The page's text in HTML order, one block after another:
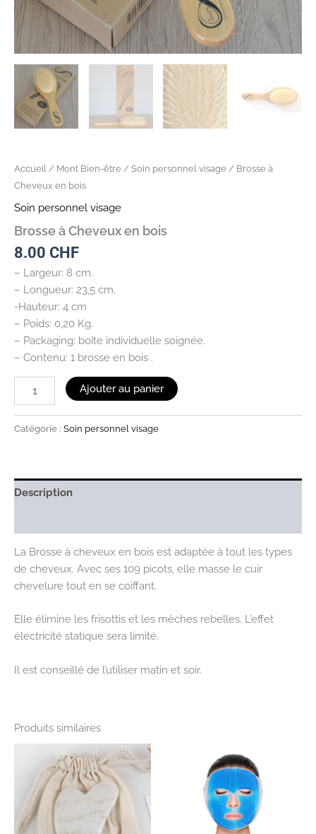
Accueil / Mont Bien-être /Soin personnel visage / Brosse à
Cheveux en bois
Soin personnel visage
Brosse à Cheveux en bois
8.00 CHF
– Largeur: 8 cm.
– Longueur: 23,5 cm.
-Hauteur: 4 cm
– Poids: 0,20 Kg.
– Packaging: boîte individuelle soignée.
– Contenu: 1 brosse en bois .
Ajouter au panier
Catégorie : Soin personnel visage
Description
La Brosse à cheveux en bois est adaptée à tout les types
de cheveux. Avec ses 109 picots, elle masse le cuir
chevelure tout en se coiffant.
Elle élimine les frisottis et les mèches rebelles. L’effet
électricité statique sera limité.
Il est conseillé de l’utiliser matin et soir.
Produits similaires